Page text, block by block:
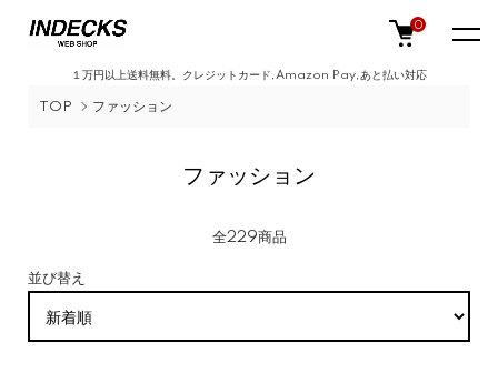
１万円以上送料無料。クレジットカード,Amazon Pay,あと払い対応
0
TOP ファッション
ファッション
全229商品
並び替え